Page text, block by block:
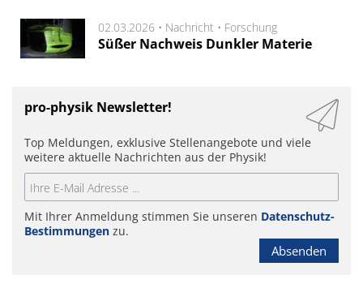
02.03.2026 • Nachricht • Forschung
Süßer Nachweis Dunkler Materie
pro-physik Newsletter!
Top Meldungen, exklusive Stellenangebote und viele
weitere aktuelle Nachrichten aus der Physik!
Mit Ihrer Anmeldung stimmen Sie unseren Datenschutz-
Bestimmungen zu.
Absenden